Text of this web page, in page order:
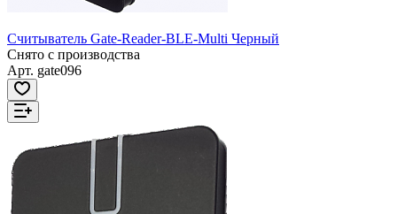
Считыватель Gate-Reader-BLE-Multi Черный
Снято с производства
Арт. gate096